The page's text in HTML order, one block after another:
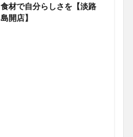
食材で自分らしさを【淡路
島開店】